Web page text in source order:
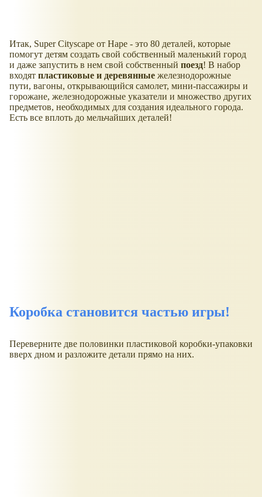
Итак, Super Cityscape от Hape - это 80 деталей, которые
помогут детям создать свой собственный маленький город
и даже запустить в нем свой собственный поезд! В набор
входят пластиковые и деревянные железнодорожные
пути, вагоны, открывающийся самолет, мини-пассажиры и
горожане, железнодорожные указатели и множество других
предметов, необходимых для создания идеального города.
Есть все вплоть до мельчайших деталей!
Коробка становится частью игры!
Переверните две половинки пластиковой коробки-упаковки
вверх дном и разложите детали прямо на них.